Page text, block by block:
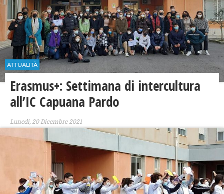
ATTUALITÀ
Erasmus+: Settimana di intercultura
all’IC Capuana Pardo
Lunedì, 20 Dicembre 2021